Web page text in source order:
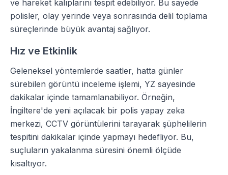
ve hareket kalıplarını tespit edebiliyor. Bu sayede
polisler, olay yerinde veya sonrasında delil toplama
süreçlerinde büyük avantaj sağlıyor.
Hız ve Etkinlik
Geleneksel yöntemlerde saatler, hatta günler
sürebilen görüntü inceleme işlemi, YZ sayesinde
dakikalar içinde tamamlanabiliyor. Örneğin,
İngiltere'de yeni açılacak bir polis yapay zeka
merkezi, CCTV görüntülerini tarayarak şüphelilerin
tespitini dakikalar içinde yapmayı hedefliyor. Bu,
suçluların yakalanma süresini önemli ölçüde
kısaltıyor.